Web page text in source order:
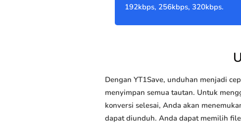
192kbps, 256kbps, 320kbps.
Dengan YT1Save, unduhan menjadi
menyimpan semua tautan. Untuk
konversi selesai, Anda akan
dapat diunduh. Anda dapat memilih